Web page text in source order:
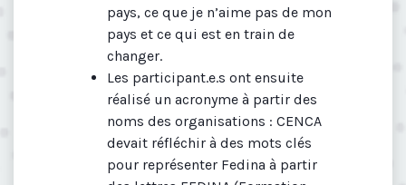
pays, ce que je n’aime pas de mon
pays et ce qui est en train de
changer.
Les participant.e.s ont ensuite
réalisé un acronyme à partir des
noms des organisations : CENCA
devait réfléchir à des mots clés
pour représenter Fedina à partir